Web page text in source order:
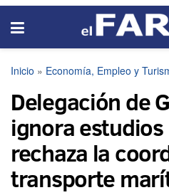
Inicio » Economía, Empleo y
Delegación de
ignora
rechaza la
transporte